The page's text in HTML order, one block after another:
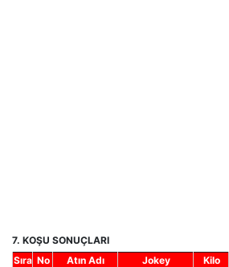
7. KOŞU SONUÇLARI
Sıra No Atın Adı Jokey Kilo